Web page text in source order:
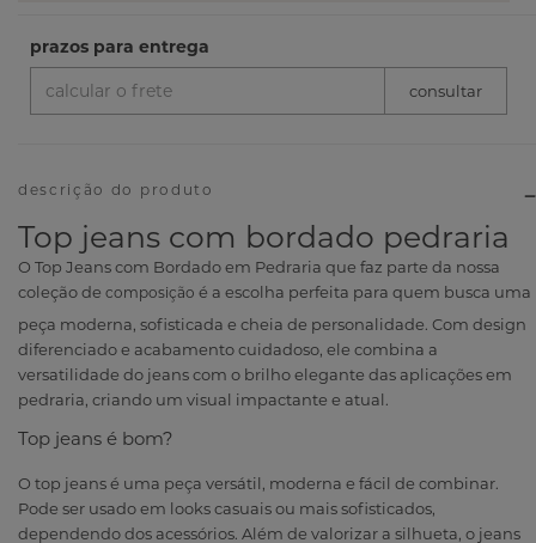
descrição do produto
Top jeans com bordado pedraria
O Top Jeans com Bordado em Pedraria que faz parte da nossa
coleção de
é a escolha perfeita para quem busca uma
peça moderna, sofisticada e cheia de personalidade. Com design
diferenciado e acabamento cuidadoso, ele combina a
versatilidade do jeans com o brilho elegante das aplicações em
pedraria, criando um visual impactante e atual.
Top jeans é bom?
O top jeans é uma peça versátil, moderna e fácil de combinar.
Pode ser usado em looks casuais ou mais sofisticados,
dependendo dos acessórios. Além de valorizar a silhueta, o jeans